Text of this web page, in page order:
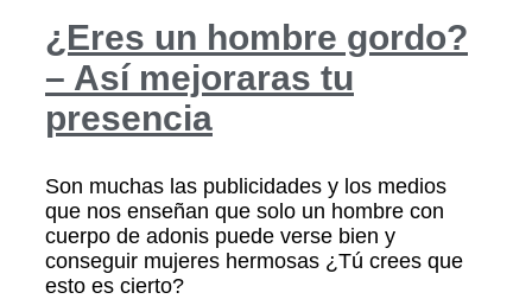
¿Eres un hombre gordo?
– Así mejoraras tu
presencia
Son muchas las publicidades y los medios
que nos enseñan que solo un hombre con
cuerpo de adonis puede verse bien y
conseguir mujeres hermosas ¿Tú crees que
esto es cierto?